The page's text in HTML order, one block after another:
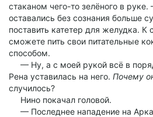
стаканом чего-то зелёного в
оставались без сознания больше
поставить катетер для желудка. К
сможете пить свои питательные
способом.
— Ну, а с моей рукой всё в
Рена уставилась на него. Почему
случилось?
Нино покачал головой.
— Последнее нападение на